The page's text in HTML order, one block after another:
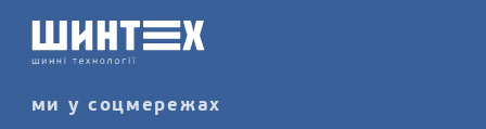
ми у соцмережах